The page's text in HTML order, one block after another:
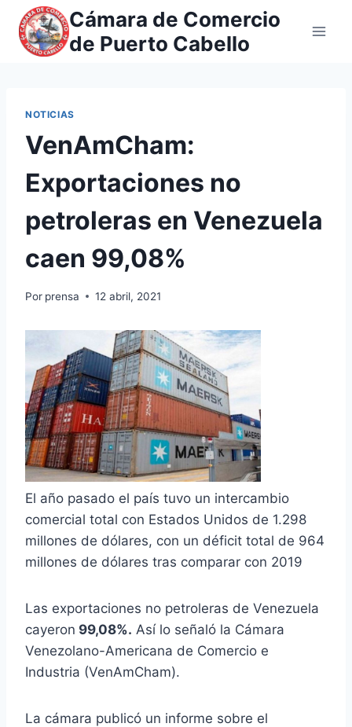
Saltar
contenido
Cámara de Comercio
de Puerto Cabello
NOTICIAS
VenAmCham:
Exportaciones no
petroleras en Venezuela
caen 99,08%
Por prensa 12 abril, 2021
El año pasado el país tuvo un intercambio
comercial total con Estados Unidos de 1.298
millones de dólares, con un déficit total de 964
millones de dólares tras comparar con 2019
Las exportaciones no petroleras de Venezuela
cayeron 99,08%. Así lo señaló la Cámara
Venezolano-Americana de Comercio e
Industria (VenAmCham).
La cámara publicó un informe sobre el